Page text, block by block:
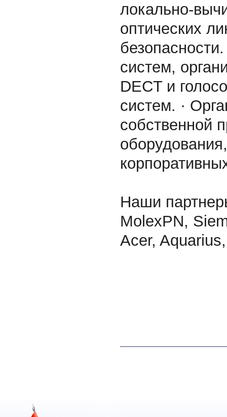
локально-
оптических
систем,
DECT и
систем. ·
собственной
Наши
MolexPN,
Acer,